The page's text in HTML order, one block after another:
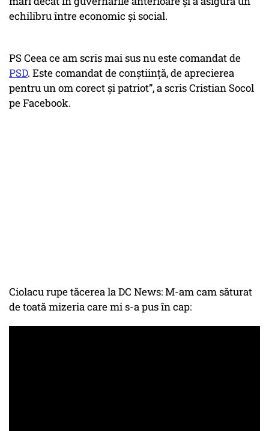
echilibru între economic și social.
PS Ceea ce am scris mai sus nu este comandat de
PSD. Este comandat de conștiință, de aprecierea
pentru un om corect și patriot”, a scris Cristian Socol
pe Facebook.
Ciolacu rupe tăcerea la DC News: M-am cam săturat
de toată mizeria care mi s-a pus în cap: